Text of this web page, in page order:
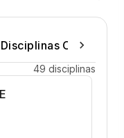
Disciplinas Optativas
49 disciplinas